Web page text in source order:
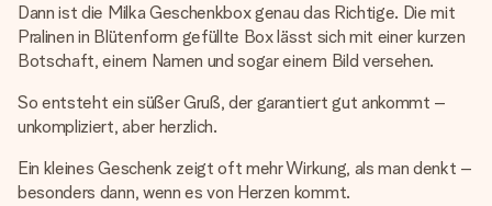
Dann ist die Milka Geschenkbox genau das Richtige. Die mit
Pralinen in Blütenform gefüllte Box lässt sich mit einer kurzen
Botschaft, einem Namen und sogar einem Bild versehen.
So entsteht ein süßer Gruß, der garantiert gut ankommt –
unkompliziert, aber herzlich.
Ein kleines Geschenk zeigt oft mehr Wirkung, als man denkt –
besonders dann, wenn es von Herzen kommt.